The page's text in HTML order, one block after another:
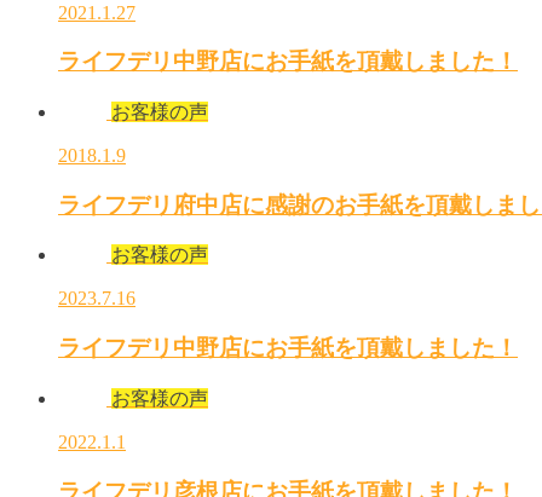
2021.1.27
ライフデリ中野店にお手紙を頂戴しました！
お客様の声
2018.1.9
ライフデリ府中店に感謝のお手紙を頂戴しま
お客様の声
2023.7.16
ライフデリ中野店にお手紙を頂戴しました！
お客様の声
2022.1.1
ライフデリ彦根店にお手紙を頂戴しました！